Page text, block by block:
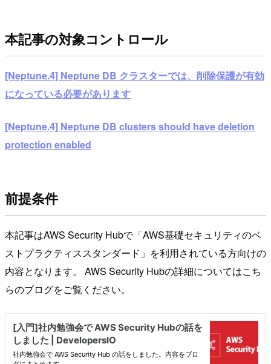
本記事の対象コントロール
[Neptune.4] Neptune DB クラスターでは、削除保護が有効
になっている必要があります
[Neptune.4] Neptune DB clusters should have deletion
protection enabled
前提条件
本記事はAWS Security Hubで「AWS基礎セキュリティのベ
ストプラクティススタンダード」を利用されている方向けの
内容となります。 AWS Security Hubの詳細についてはこち
らのブログをご覧ください。